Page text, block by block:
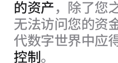
的资产 ，除了您
无法访问您的资
代数字世界中应
控制。